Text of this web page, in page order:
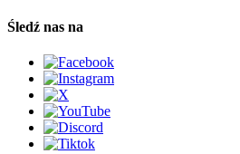
Śledź nas na